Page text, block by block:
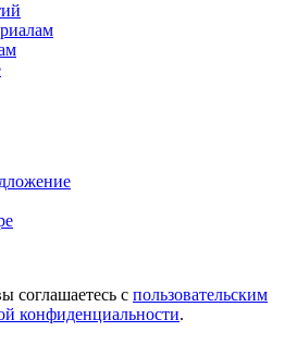
соглашаетесь с пользовательским
конфиденциальности.